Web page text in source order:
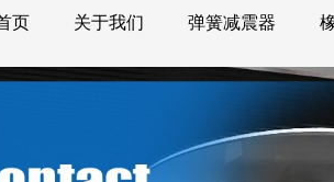
页 关于我们 弹簧减震器